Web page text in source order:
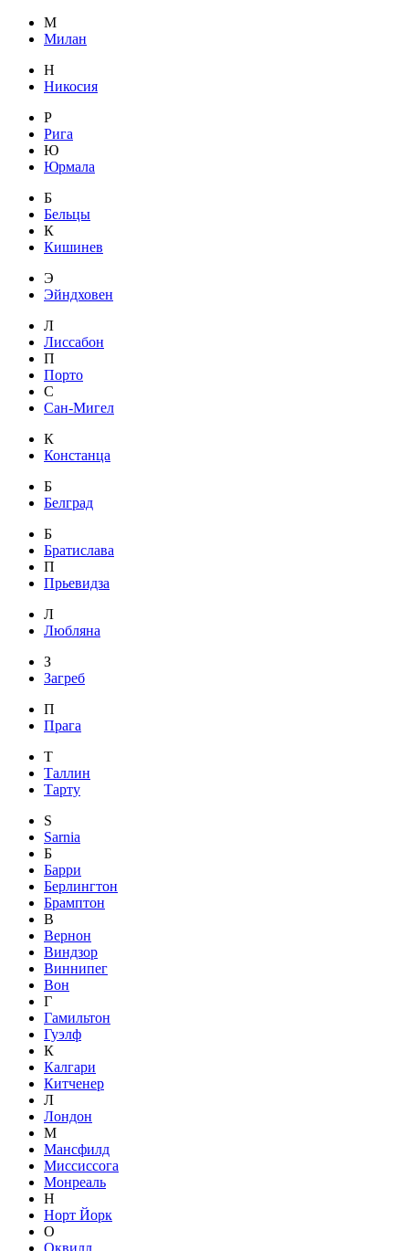
М
Милан
Н
Никосия
Р
Рига
Ю
Юрмала
Б
Бельцы
К
Кишинев
Э
Эйндховен
Л
Лиссабон
П
Порто
С
Сан-Мигел
К
Констанца
Б
Белград
Б
Братислава
П
Прьевидза
Л
Любляна
З
Загреб
П
Прага
Т
Таллин
Тарту
S
Sarnia
Б
Барри
Берлингтон
Брамптон
В
Вернон
Виндзор
Виннипег
Вон
Г
Гамильтон
Гуэлф
К
Калгари
Китченер
Л
Лондон
М
Мансфилд
Миссиссога
Монреаль
Н
Норт Йорк
О
Оквилл